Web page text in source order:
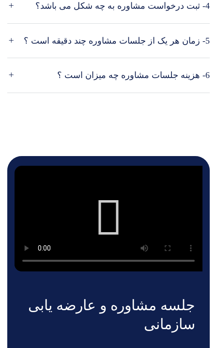
4- ثبت درخواست مشاوره به چه شکل می باشد؟
5- زمان هر یک از جلسات مشاوره چند دقیقه است ؟
6- هزینه جلسات مشاوره چه میزان است ؟
جلسه مشاوره و عارضه یابی
سازمانی